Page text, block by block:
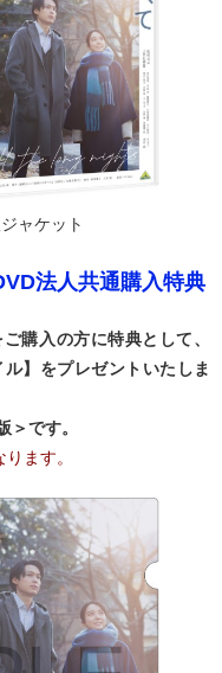
ャケット
法人共通購入特典
購入の方に特典として、
】をプレゼントいたしま
です。
ます。